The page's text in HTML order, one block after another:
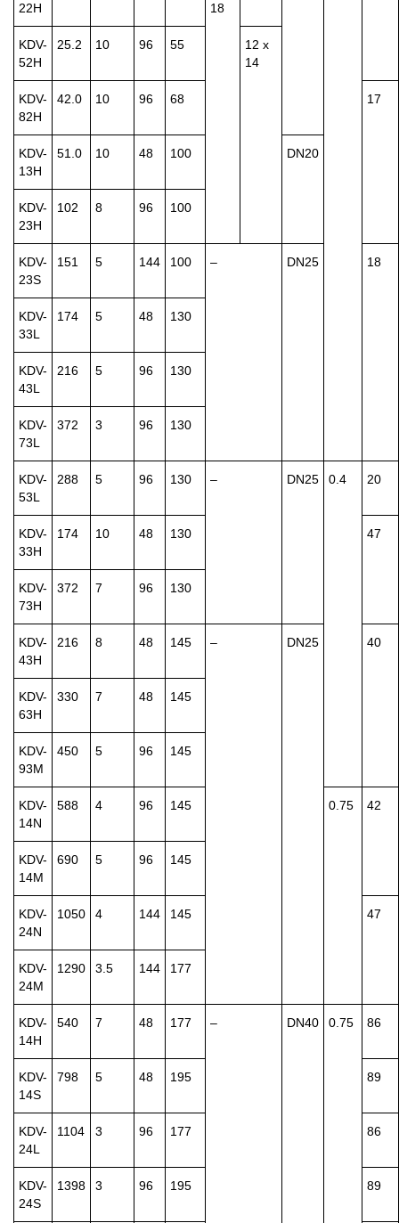
22H
18
KDV-
52H
25.2 10 96 55
12 x
14
KDV-
82H
42.0 10 96 68 17
KDV-
13H
51.0 10 48 100 DN20
KDV-
23H
102 8 96 100
KDV-
23S
151 5 144 100 – DN25 18
KDV-
33L
174 5 48 130
KDV-
43L
216 5 96 130
KDV-
73L
372 3 96 130
KDV-
53L
288 5 96 130 – DN25 0.4 20
KDV-
33H
174 10 48 130 47
KDV-
73H
372 7 96 130
KDV-
43H
216 8 48 145 – DN25 40
KDV-
63H
330 7 48 145
KDV-
93M
450 5 96 145
KDV-
14N
588 4 96 145 0.75 42
KDV-
14M
690 5 96 145
KDV-
24N
1050 4 144 145 47
KDV-
24M
1290 3.5 144 177
KDV-
14H
540 7 48 177 – DN40 0.75 86
KDV-
14S
798 5 48 195 89
KDV-
24L
1104 3 96 177 86
KDV-
24S
1398 3 96 195 89